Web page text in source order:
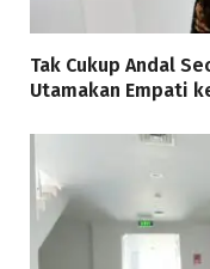
Tak Cukup Andal
Utamakan Empati